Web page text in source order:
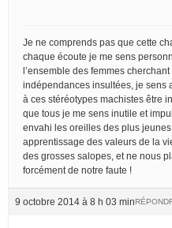
Je ne comprends pas que cette
chaque écoute je me sens
l’ensemble des femmes
indépendances insultées, je sens
à ces stéréotypes machistes être
que tous je me sens inutile et
envahi les oreilles des plus
apprentissage des valeurs de la
des grosses salopes, et ne nous
forcément de notre faute !
9 octobre 2014 à 8 h 03 min